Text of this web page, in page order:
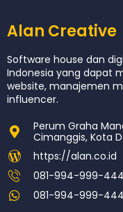
Alan Creative
Software house dan
Indonesia yang dapat
website, manajemen
influencer.
Perum Graha
Cimanggis, Kota
https://alan.co.id
081-994-999-444
081-994-999-444